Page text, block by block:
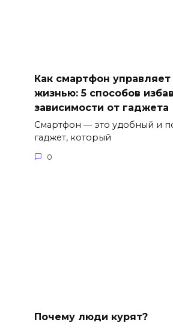
Как смартфон
жизнью: 5 способов
зависимости от гаджета
Смартфон — это удобный и
гаджет, который
0
Почему люди курят?